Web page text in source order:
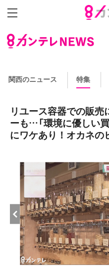
関西のニュース 特集
リユース容器での販
ーも…「環境に優しい
にワケあり！オカネの